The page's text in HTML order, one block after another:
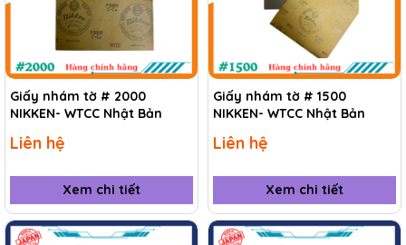
Giấy nhám tờ # 2000
NIKKEN- WTCC Nhật Bản
Liên hệ
Xem chi tiết
Giấy nhám tờ # 1500
NIKKEN- WTCC Nhật Bản
Liên hệ
Xem chi tiết